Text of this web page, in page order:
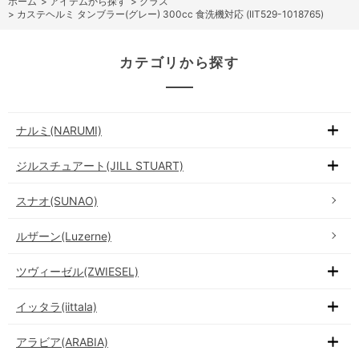
> カステヘルミ タンブラー(グレー) 300cc 食洗機対応 (IIT529-1018765)
カテゴリから探す
ナルミ(NARUMI)
ジルスチュアート(JILL STUART)
スナオ(SUNAO)
ルザーン(Luzerne)
ツヴィーゼル(ZWIESEL)
イッタラ(iittala)
アラビア(ARABIA)